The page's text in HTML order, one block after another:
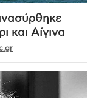
και Αίγινα